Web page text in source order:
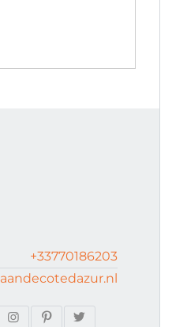
+33770186203